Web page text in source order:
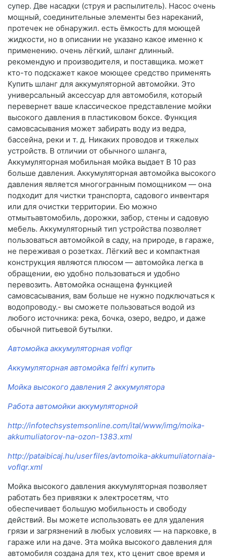
супер. Две насадки (струя и распылитель). Насос очень
мощный, соединительные элементы без нареканий,
протечек не обнаружил. есть ёмкость для моющей
жидкости, но в описании не указано какое именно к
применению. очень лёгкий, шланг длинный.
рекомендую и производителя, и поставщика. может
кто-то подскажет какое моющее средство применять
Купить шланг для аккумуляторной автомойки. Это
универсальный аксессуар для автомобиля, который
перевернет ваше классическое представление мойки
высокого давления в пластиковом боксе. Функция
самовсасывания может забирать воду из ведра,
бассейна, реки и т. д. Никаких проводов и тяжелых
устройств. В отличии от обычного шланга,
Аккумуляторная мобильная мойка выдает В 10 раз
больше давления. Аккумуляторная автомойка высокого
давления является многогранным помощником — она
подходит для чистки транспорта, садового инвентаря
или для очистки территории. Ею можно
отмытьавтомобиль, дорожки, забор, стены и садовую
мебель. Аккумуляторный тип устройства позволяет
пользоваться автомойкой в саду, на природе, в гараже,
не переживая о розетках. Лёгкий вес и компактная
конструкция являются плюсом — автомойка легка в
обращении, ею удобно пользоваться и удобно
перевозить. Автомойка оснащена функцией
самовсасывания, вам больше не нужно подключаться к
водопроводу.- вы сможете пользоваться водой из
любого источника: река, бочка, озеро, ведро, и даже
обычной питьевой бутылки.
Автомойка аккумуляторная voflqr
Аккумуляторная автомойка felfri купить
Мойка высокого давления 2 аккумулятора
Работа автомойки аккумуляторной
http://infotechsystemsonline.com/ital/www/img/moika-
akkumuliatorov-na-ozon-1383.xml
http://pataibicaj.hu/userfiles/avtomoika-akkumuliatornaia-
voflqr.xml
Мойка высокого давления аккумуляторная позволяет
работать без привязки к электросетям, что
обеспечивает большую мобильность и свободу
действий. Вы можете использовать ее для удаления
грязи и загрязнений в любых условиях — на парковке, в
гараже или на даче. Эта мойка высокого давления для
автомобиля создана для тех, кто ценит свое время и